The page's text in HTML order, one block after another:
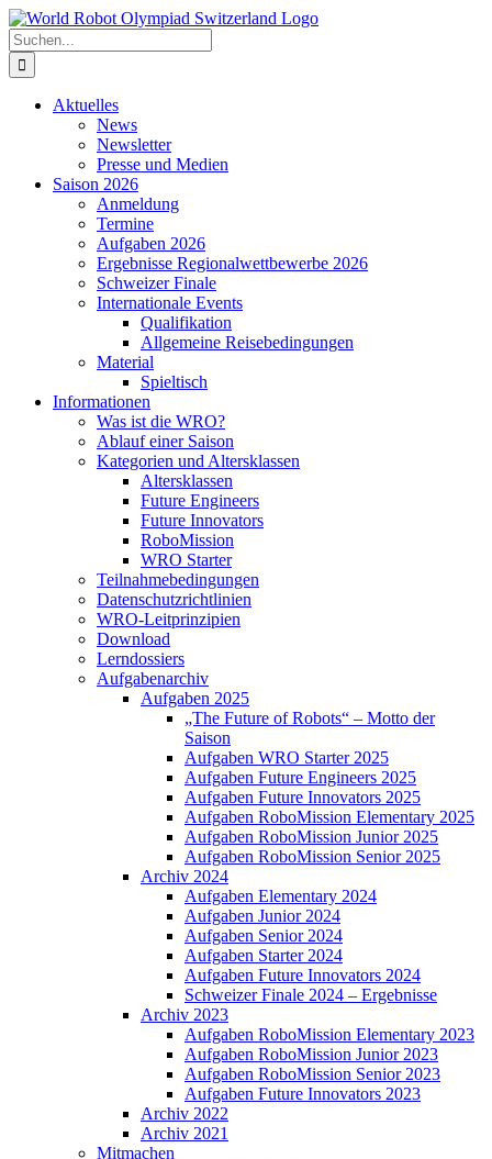
Zum
Inhalt
springen
Suche
nach:
Aktuelles
News
Newsletter
Presse und Medien
Saison 2026
Anmeldung
Termine
Aufgaben 2026
Ergebnisse Regionalwettbewerbe 2026
Schweizer Finale
Internationale Events
Qualifikation
Allgemeine Reisebedingungen
Material
Spieltisch
Informationen
Was ist die WRO?
Ablauf einer Saison
Kategorien und Altersklassen
Altersklassen
Future Engineers
Future Innovators
RoboMission
WRO Starter
Teilnahmebedingungen
Datenschutzrichtlinien
WRO-Leitprinzipien
Download
Lerndossiers
Aufgabenarchiv
Aufgaben 2025
„The Future of Robots“ – Motto der
Saison
Aufgaben WRO Starter 2025
Aufgaben Future Engineers 2025
Aufgaben Future Innovators 2025
Aufgaben RoboMission Elementary 2025
Aufgaben RoboMission Junior 2025
Aufgaben RoboMission Senior 2025
Archiv 2024
Aufgaben Elementary 2024
Aufgaben Junior 2024
Aufgaben Senior 2024
Aufgaben Starter 2024
Aufgaben Future Innovators 2024
Schweizer Finale 2024 – Ergebnisse
Archiv 2023
Aufgaben RoboMission Elementary 2023
Aufgaben RoboMission Junior 2023
Aufgaben RoboMission Senior 2023
Aufgaben Future Innovators 2023
Archiv 2022
Archiv 2021
Mitmachen